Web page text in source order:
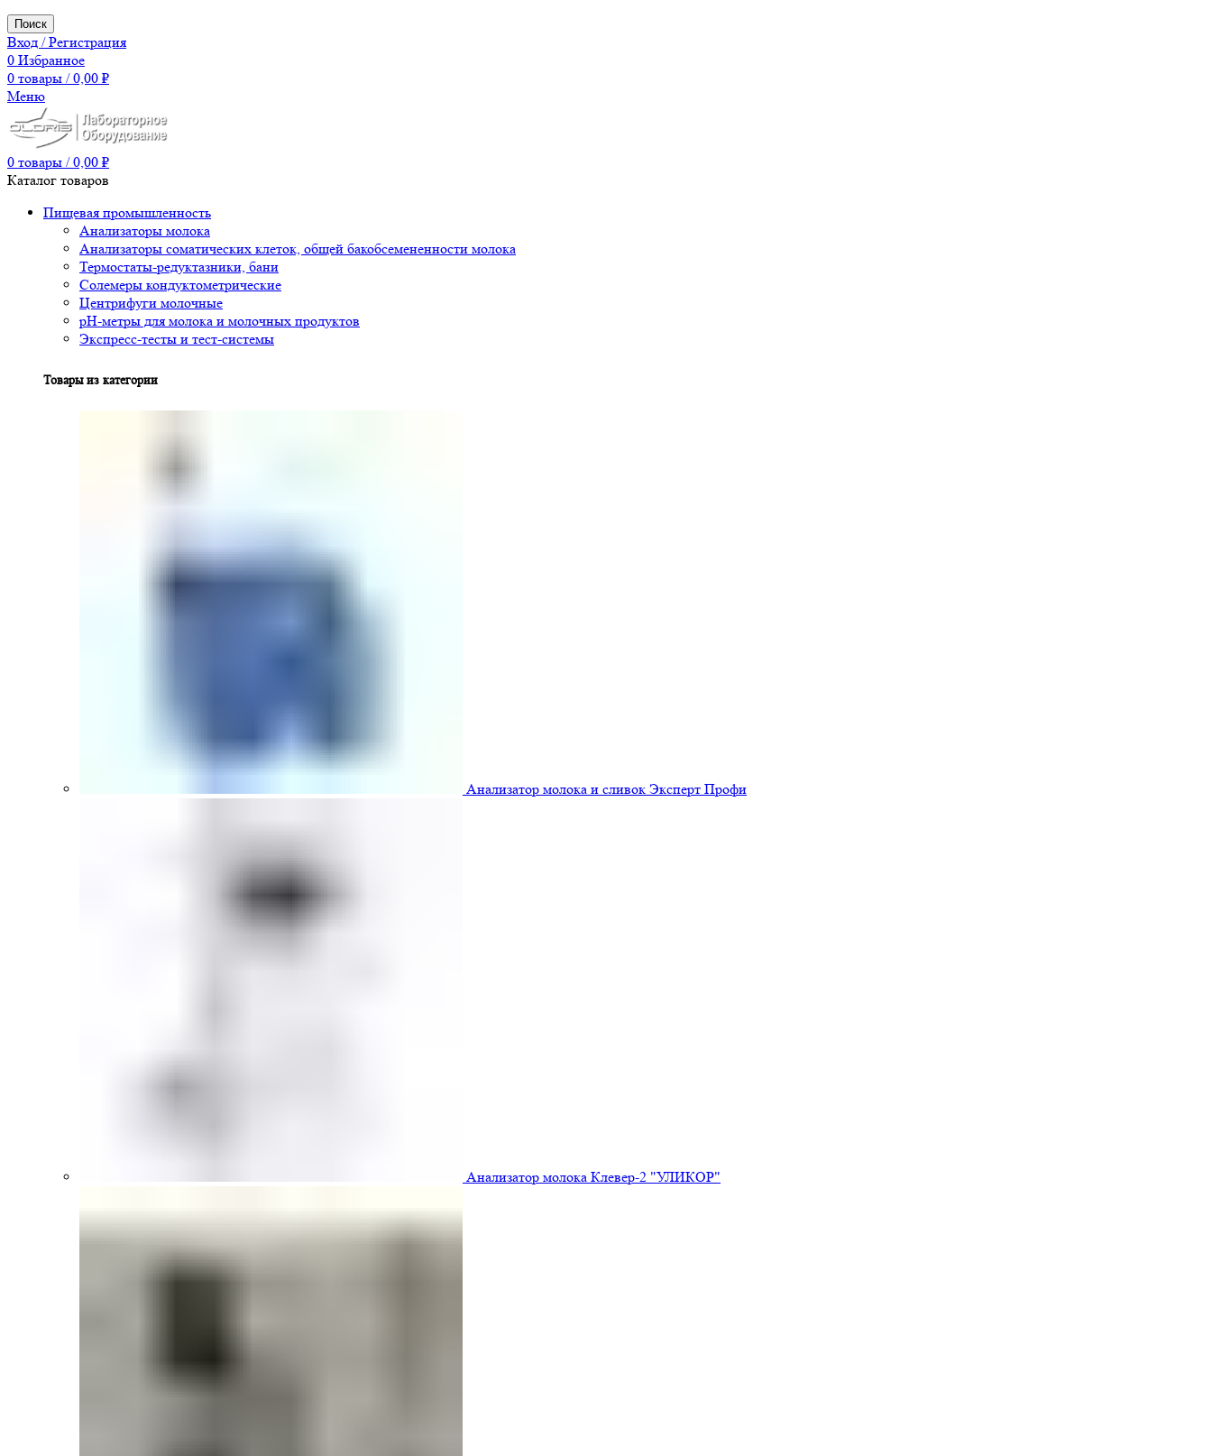
Поиск
Вход / Регистрация
0 Избранное
0 товары / 0,00 ₽
Меню
0 товары / 0,00 ₽
Каталог товаров
Пищевая промышленность
Анализаторы молока
Анализаторы соматических клеток, общей бакобсемененности молока
Термостаты-редуктазники, бани
Солемеры кондуктометрические
Центрифуги молочные
pH-метры для молока и молочных продуктов
Экспресс-тесты и тест-системы
Товары из категории
Анализатор молока и сливок Эксперт Профи
Анализатор молока Клевер-2 "УЛИКОР"